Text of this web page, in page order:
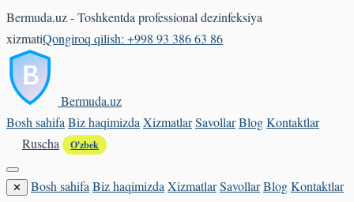
Bermuda.uz - Toshkentda professional dezinfeksiya
xizmatiQongiroq qilish: +998 93 386 63 86
Bermuda.uz
Bosh sahifa Biz haqimizda XizmatlarSavollarBlogKontaktlar
Ruscha
O'zbek
✕ Bosh sahifa Biz haqimizda XizmatlarSavollarBlogKontaktlar